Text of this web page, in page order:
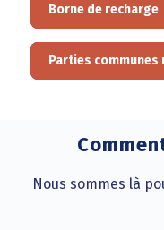
Borne de recharge
Parties
Nous sommes là